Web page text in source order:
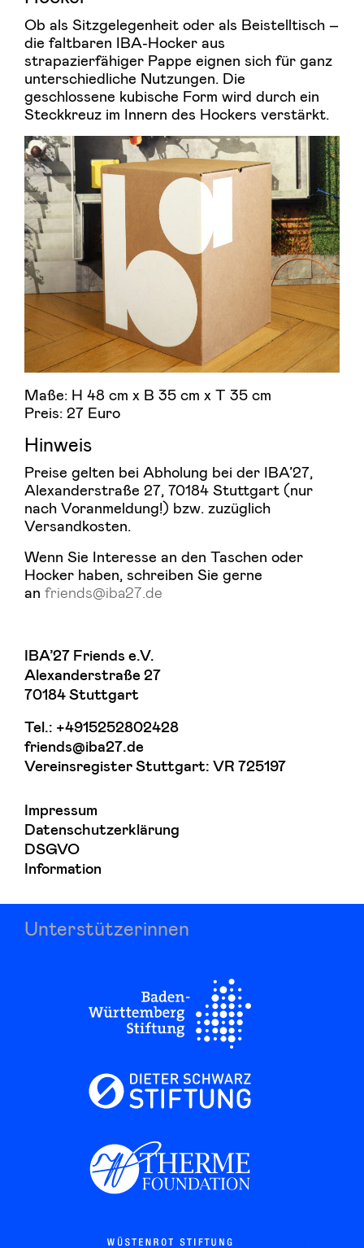
Ob als Sitzgelegenheit oder als Beistelltisch –
die faltbaren IBA-Hocker aus
strapazierfähiger Pappe eignen sich für ganz
unterschiedliche Nutzungen. Die
geschlossene kubische Form wird durch ein
Steckkreuz im Innern des Hockers verstärkt.
Maße: H 48 cm x B 35 cm x T 35 cm
Preis: 27 Euro
Hinweis
Preise gelten bei Abholung bei der IBA’27,
Alexanderstraße 27, 70184 Stuttgart (nur
nach Voranmeldung!) bzw. zuzüglich
Versandkosten.
Wenn Sie Interesse an den Taschen oder
Hocker haben, schreiben Sie gerne
an friends@iba27.de
IBA’27 Friends e.V.
Alexanderstraße 27
70184 Stuttgart
Tel.: +4915252802428
friends@iba27.de
Vereinsregister Stuttgart: VR 725197
Impressum
Datenschutzerklärung
DSGVO
Information
Unterstützerinnen